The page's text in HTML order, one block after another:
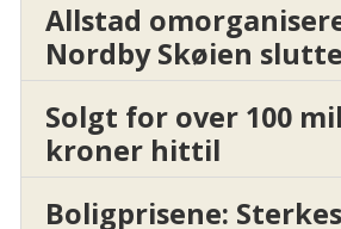
Allstad
Nordby Skøien
Solgt for over 100
kroner hittil
Boligprisene: